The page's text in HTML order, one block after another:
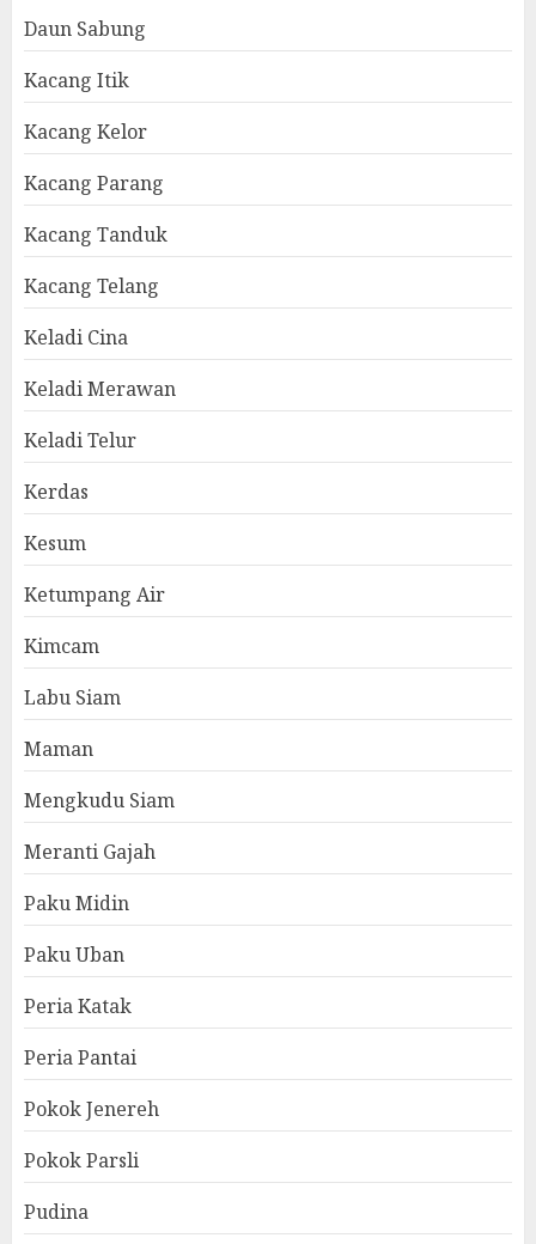
Daun Sabung
Kacang Itik
Kacang Kelor
Kacang Parang
Kacang Tanduk
Kacang Telang
Keladi Cina
Keladi Merawan
Keladi Telur
Kerdas
Kesum
Ketumpang Air
Kimcam
Labu Siam
Maman
Mengkudu Siam
Meranti Gajah
Paku Midin
Paku Uban
Peria Katak
Peria Pantai
Pokok Jenereh
Pokok Parsli
Pudina